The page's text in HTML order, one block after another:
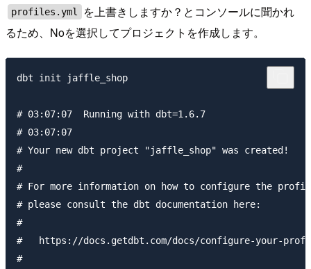
profiles.yml
を上書きしますか？とコンソールに聞かれ
るため、Noを選択してプロジェクトを作成します。
dbt init jaffle_shop
# 03:07:07  Running with dbt=1.6.7
# 03:07:07
# Your new dbt project "jaffle_shop" was created!
#
# For more information on how to configure the
# please consult the dbt documentation here:
#
#   https://docs.getdbt.com/docs/configure-your-
#